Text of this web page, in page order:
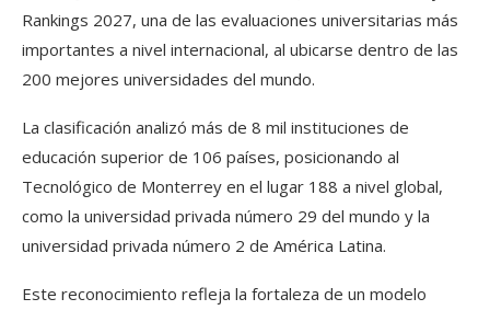
Rankings 2027, una de las evaluaciones universitarias más
importantes a nivel internacional, al ubicarse dentro de las
200 mejores universidades del mundo.
La clasificación analizó más de 8 mil instituciones de
educación superior de 106 países, posicionando al
Tecnológico de Monterrey en el lugar 188 a nivel global,
como la universidad privada número 29 del mundo y la
universidad privada número 2 de América Latina.
Este reconocimiento refleja la fortaleza de un modelo